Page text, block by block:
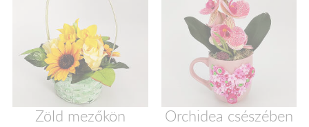
Zöld mezőkön Orchidea csészében